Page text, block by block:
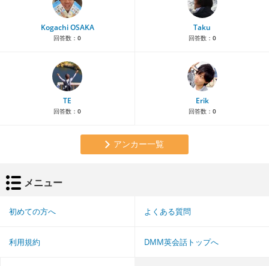
Kogachi OSAKA
回答数： 0
Taku
回答数： 0
TE
回答数： 0
Erik
回答数： 0
アンカー一覧
メニュー
初めての方へ よくある質問
利用規約 DMM英会話トップへ